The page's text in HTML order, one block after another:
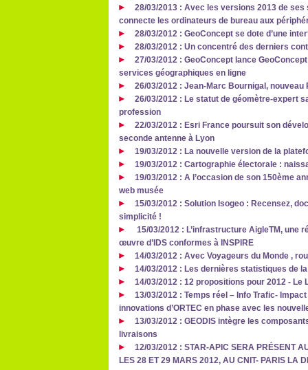
28/03/2013 : Avec les versions 2013 de
connecte les ordinateurs de bureau aux
28/03/2012 : GeoConcept se dote d’une
28/03/2012 : Un concentré des derniers
27/03/2012 : GeoConcept lance
services géographiques en ligne
26/03/2012 : Jean-Marc Bournigal, nouveau
26/03/2012 : Le statut de géomètre-expert
profession
22/03/2012 : Esri France poursuit son
seconde antenne à Lyon
19/03/2012 : La nouvelle version de la
19/03/2012 : Cartographie électorale :
19/03/2012 : A l’occasion de son 150ème
web musée
15/03/2012 : Solution Isogeo : Recensez,
simplicité !
15/03/2012 : L’infrastructure AigleTM, une
œuvre d’IDS conformes à INSPIRE
14/03/2012 : Avec Voyageurs du Monde ,
14/03/2012 : Les dernières statistiques de
14/03/2012 : 12 propositions pour 2012 -
13/03/2012 : Temps réel – Info Trafic-
innovations d’ORTEC en phase avec les
13/03/2012 : GEODIS intègre les
livraisons
12/03/2012 : STAR-APIC SERA PRÉSENT
LES 28 ET 29 MARS 2012, AU CNIT- PARIS LA